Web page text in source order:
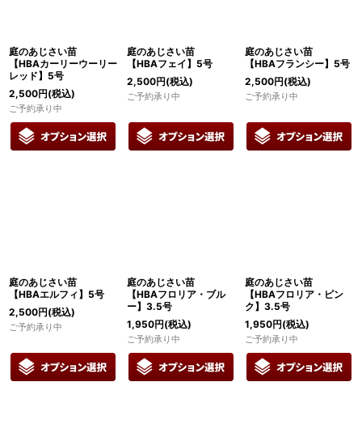
庭のあじさい苗
【HBAカーリーウーリー
レッド】5号
2,500円(税込)
ご予約承り中
庭のあじさい苗
【HBAフェイ】5号
2,500円(税込)
ご予約承り中
庭のあじさい苗
【HBAフランシー】5号
2,500円(税込)
ご予約承り中
庭のあじさい苗
【HBAエルフィ】5号
2,500円(税込)
ご予約承り中
庭のあじさい苗
【HBAフロリア・ブル
ー】3.5号
1,950円(税込)
ご予約承り中
庭のあじさい苗
【HBAフロリア・ピン
ク】3.5号
1,950円(税込)
ご予約承り中